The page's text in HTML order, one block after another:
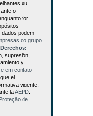
ou
o
for
dados podem
do grupo
Derechos:
supresión,
y
em contato
que el
vigente,
laAEPD
de